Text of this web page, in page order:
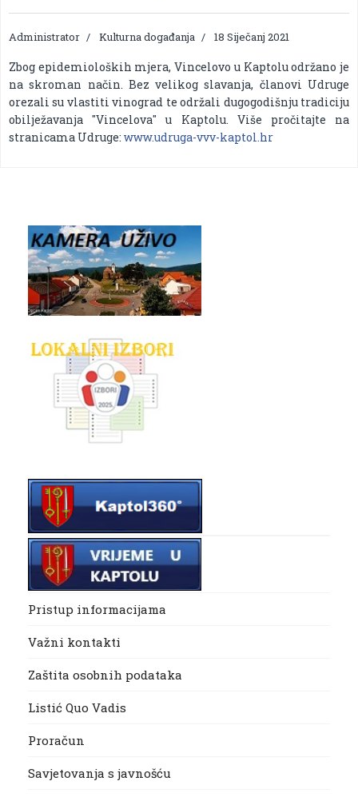
Administrator Kulturna događanja 18 Siječanj 2021
Zbog epidemioloških mjera, Vincelovo u Kaptolu održano je
na skroman način. Bez velikog slavanja, članovi Udruge
orezali su vlastiti vinograd te održali dugogodišnju tradiciju
obilježavanja "Vincelova" u Kaptolu. Više pročitajte na
stranicama Udruge: www.udruga-vvv-kaptol.hr
Pristup informacijama
Važni kontakti
Zaštita osobnih podataka
Listić Quo Vadis
Proračun
Savjetovanja s javnošću